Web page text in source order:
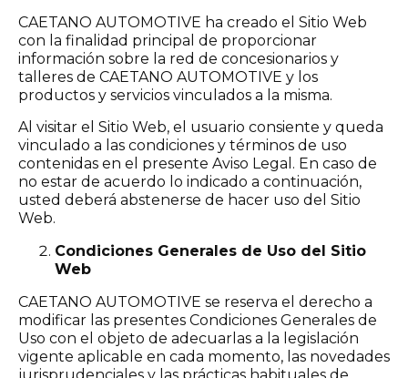
CAETANO AUTOMOTIVE ha creado el Sitio Web
con la finalidad principal de proporcionar
información sobre la red de concesionarios y
talleres de CAETANO AUTOMOTIVE y los
productos y servicios vinculados a la misma.
Al visitar el Sitio Web, el usuario consiente y queda
vinculado a las condiciones y términos de uso
contenidas en el presente Aviso Legal. En caso de
no estar de acuerdo lo indicado a continuación,
usted deberá abstenerse de hacer uso del Sitio
Web.
Condiciones Generales de Uso del Sitio
Web
CAETANO AUTOMOTIVE se reserva el derecho a
modificar las presentes Condiciones Generales de
Uso con el objeto de adecuarlas a la legislación
vigente aplicable en cada momento, las novedades